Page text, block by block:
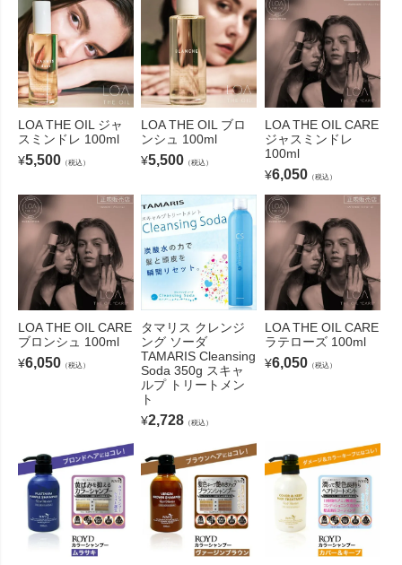
LOA THE OIL ジャ
スミンドレ 100ml
¥5,500 （税込）
LOA THE OIL ブロ
ンシュ 100ml
¥5,500 （税込）
LOA THE OIL CARE
ジャスミンドレ
100ml
¥6,050（税込）
LOA THE OIL CARE
ブロンシュ 100ml
¥6,050 （税込）
タマリス クレンジ
ング ソーダ
TAMARIS Cleansing
Soda 350g スキャ
ルプ トリートメン
ト
¥2,728 （税込）
LOA THE OIL CARE
ラテローズ 100ml
¥6,050（税込）